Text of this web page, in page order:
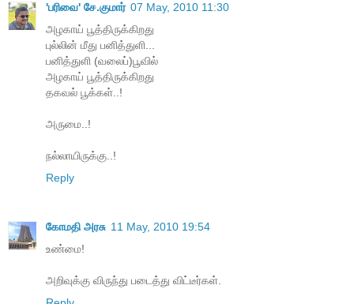
'பரிவை' சே.குமார் 07 May, 2010 11:30
அழகாய் பூத்திருக்கிறது
புல்லின் மீது பனித்துளி...
பனித்துளி (வலைப்)பூவில்
அழகாய் பூத்திருக்கிறது
தகவல் பூக்கள்..!
அருமை..!
நல்லாயிருக்கு..!
Reply
கோமதி அரசு 11 May, 2010 19:54
உண்மை!
அறிவுக்கு விருந்து படைத்து விட்டீர்கள்.